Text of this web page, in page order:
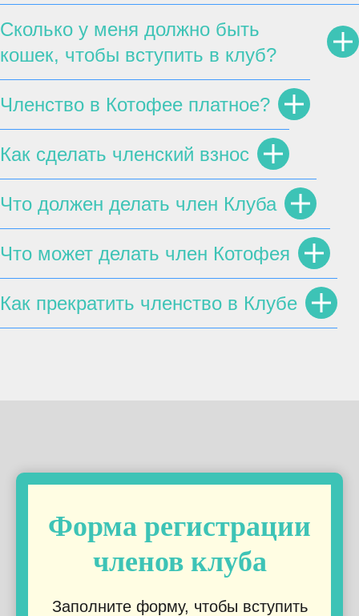
Сколько у меня должно быть
кошек, чтобы вступить в клуб?
Членство в Котофее платное?
Как сделать членский взнос
Что должен делать член Клуба
Что может делать член Котофея
Как прекратить членство в Клубе
Форма регистрации
членов клуба
Заполните форму, чтобы вступить